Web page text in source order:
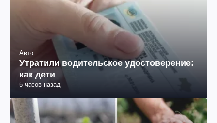
Авто
Утратили водительское удостоверение:
как дети